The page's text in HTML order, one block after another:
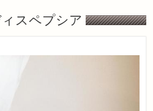
スペプシア